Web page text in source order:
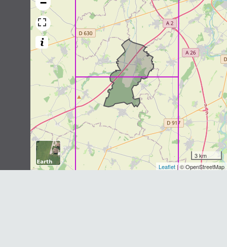
Dernière observation en2011 Fiche espèce
Écureuil roux
Sciurus vulgaris
Linnaeus, 1758
2
observations
Dernière observation en1980 Fiche espèce
Musaraigne pygmée
Sorex minutusLinnaeus, 1766
1observation
Dernière observation en1981 Fiche espèce
Musaraigne couronnée
Sorex coronatusMillet, 1828
−
3 km
Leaflet | © OpenStreetMap